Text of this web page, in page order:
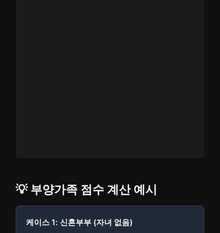
💡 부양가족 점수 계산 예시
케이스 1: 신혼부부 (자녀 없음)